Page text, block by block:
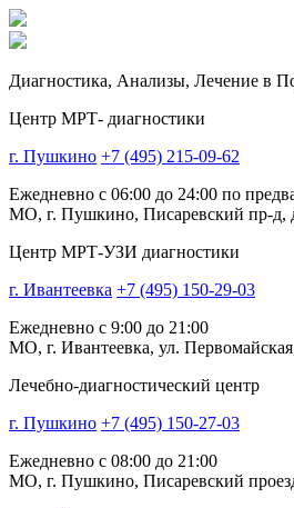
Диагностика, Анализы, Лечение в
Центр МРТ- диагностики
г. Пушкино +7 (495) 215-09-62
Ежедневно с 06:00 до 24:00 по
МО, г. Пушкино, Писаревский пр-д,
Центр МРТ-УЗИ диагностики
г. Ивантеевка +7 (495) 150-29-03
Ежедневно с 9:00 до 21:00
МО, г. Ивантеевка, ул.
Лечебно-диагностический центр
г. Пушкино +7 (495) 150-27-03
Ежедневно с 08:00 до 21:00
МО, г. Пушкино, Писаревский